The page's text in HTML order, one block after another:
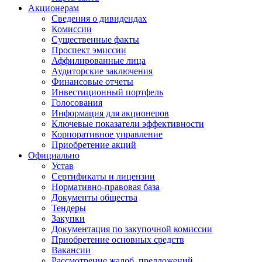
Акционерам
Сведения о дивидендах
Комиссии
Существенные факты
Проспект эмиссии
Аффилированные лица
Аудиторские заключения
Финансовые отчеты
Инвестиционный портфель
Голосования
Информация для акционеров
Ключевые показатели эффективности
Корпоративное управление
Приобретение акций
Официально
Устав
Сертификаты и лицензии
Нормативно-правовая база
Документы общества
Тендеры
Закупки
Документация по закупочной комиссии
Приобретение основных средств
Вакансии